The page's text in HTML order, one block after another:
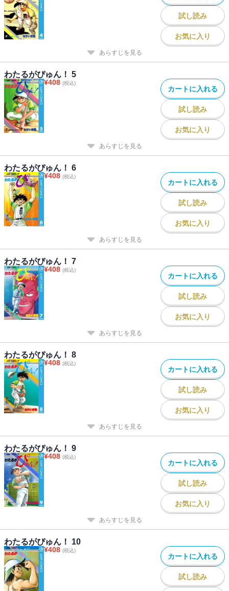
試し読み
お気に入り
あらすじを見る
わたるがぴゅん！ 5
¥408 (税込)
カートに入れる
試し読み
お気に入り
あらすじを見る
わたるがぴゅん！ 6
¥408 (税込)
カートに入れる
試し読み
お気に入り
あらすじを見る
わたるがぴゅん！ 7
¥408 (税込)
カートに入れる
試し読み
お気に入り
あらすじを見る
わたるがぴゅん！ 8
¥408 (税込)
カートに入れる
試し読み
お気に入り
あらすじを見る
わたるがぴゅん！ 9
¥408 (税込)
カートに入れる
試し読み
お気に入り
あらすじを見る
わたるがぴゅん！ 10
¥408 (税込)
カートに入れる
試し読み